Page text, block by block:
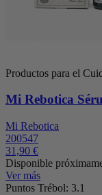
Productos para el
Mi Rebotica
Mi Rebotica
200547
31,90 €
Disponible
Ver más
Puntos Trébol: 3.1